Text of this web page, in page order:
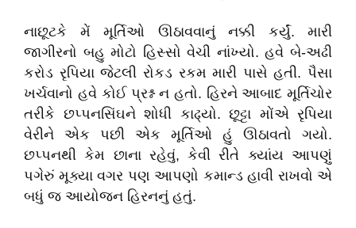
નાછૂટકે મેં મૂર્તિઓ ઊઠાવવાનું નક્કી કર્યું. મારી
જાગીરનો બહુ મોટો હિસ્સો વેચી નાંખ્યો.હવે બે-અઢી
કરોડ રૃપિયા જેટલી રોકડ રકમ મારી પાસે હતી. પૈસા
ખર્ચવાનો હવે કોઈ પ્રશ્ન ન હતો. હિરને આબાદ મૂર્તિચોર
તરીકે છપ્પનસિંઘને શોધી કાઢ્યો. છૂટ્ટા મોંએ રૃપિયા
વેરીને
એક પછી એક મૂર્તિઓ હું ઊઠાવતો ગયો.
છપ્પનથી કેમ છાના રહેવું,કેવી રીતે ક્યાંય આપણું
પગેરું મૂક્યા વગર પણ આપણો કમાન્ડ હાવી રાખવો એ
બધું જ આયોજન હિરનનું હતું.